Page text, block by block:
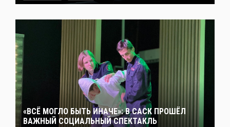
«ВСЁ МОГЛО БЫТЬ ИНАЧЕ»: В САСК ПРОШЁЛ
ВАЖНЫЙ СОЦИАЛЬНЫЙ СПЕКТАКЛЬ